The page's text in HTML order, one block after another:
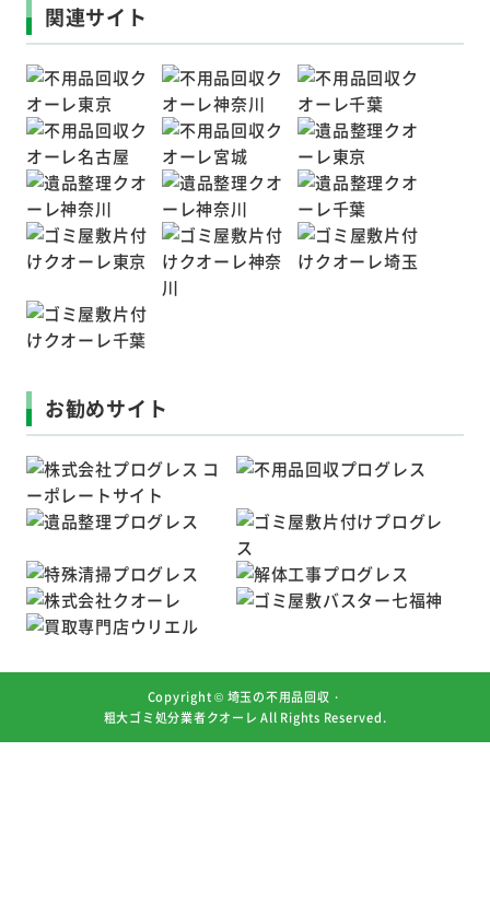
関連サイト
お勧めサイト
Copyright © 埼玉の不用品回収・
粗大ゴミ処分業者クオーレ All Rights Reserved.